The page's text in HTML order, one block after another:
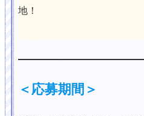
地！
＜応募期間＞